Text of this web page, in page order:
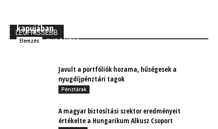
LEGFRISSEBB
kapujában
Elemzés TUDÓSÍTÁS
Javult a portfóliók hozama, hűségesek a
nyugdíjpénztári tagok
Pénztárak
A magyar biztosítási szektor eredményeit
értékelte a Hungarikum Alkusz Csoport